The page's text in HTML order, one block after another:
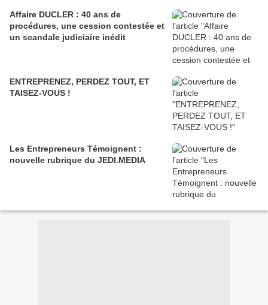
Affaire DUCLER : 40 ans de
procédures, une cession contestée et
un scandale judiciaire inédit
ENTREPRENEZ, PERDEZ TOUT, ET
TAISEZ-VOUS !
Les Entrepreneurs Témoignent :
nouvelle rubrique du JEDI.MEDIA